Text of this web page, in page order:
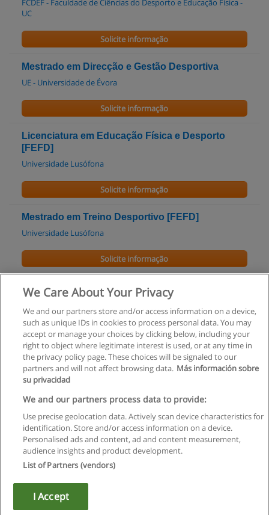
FCDEF - Faculdade de Ciências do Desporto e Educação Física -
UC
Solicite informação
Mestrado em Direcção e Gestão Desportiva
UE - Universidade de Évora
Solicite informação
Licenciatura em Educação Física e Desporto
[FEFD]
Universidade Lusófona
Solicite informação
Mestrado em Treino Desportivo [FEFD]
Universidade Lusófona
Solicite informação
Master of Business Administration
IU International University of Applied Sciences
Solicite informação
Regras de uso
Privacidade de dados
Entrar em contato com Educaedu
Copyright © Educaedu Business S.L. - CIF : B-95610580: -
We Care About Your Privacy
We and our partners store and/or access information on a device,
such as unique IDs in cookies to process personal data. You may
accept or manage your choices by clicking below, including your
right to object where legitimate interest is used, or at any time in
the privacy policy page. These choices will be signaled to our
partners and will not affect browsing data. Más información sobre
su privacidad
We and our partners process data to provide:
Use precise geolocation data. Actively scan device characteristics for
identification. Store and/or access information on a device.
Personalised ads and content, ad and content measurement,
audience insights and product development.
List of Partners (vendors)
I Accept